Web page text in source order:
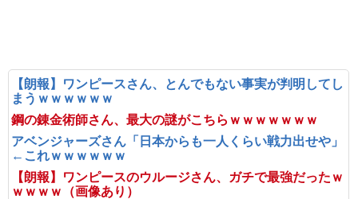
【朗報】ワンピースさん、とんでもない事実が判明してし
まうｗｗｗｗｗｗ
鋼の錬金術師さん、最大の謎がこちらｗｗｗｗｗｗｗ
アベンジャーズさん「日本からも一人くらい戦力出せや」
←これｗｗｗｗｗｗ
【朗報】ワンピースのウルージさん、ガチで最強だったｗ
ｗｗｗｗ（画像あり）